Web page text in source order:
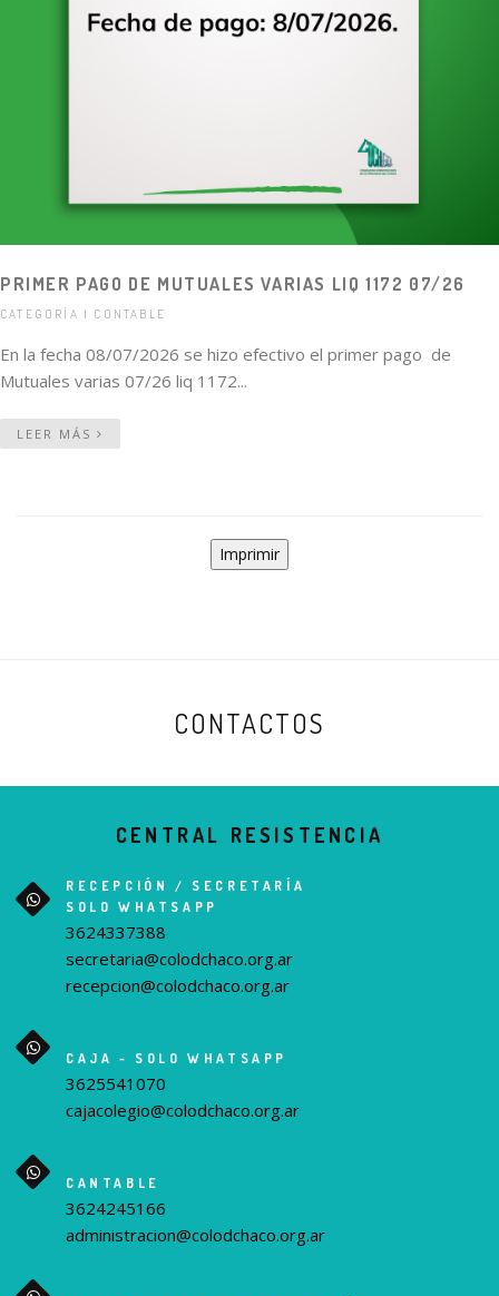
PRIMER PAGO DE MUTUALES VARIAS LIQ 1172 07/26
CATEGORÍA | CONTABLE
En la fecha 08/07/2026 se hizo efectivo el primer pago de
Mutuales varias 07/26 liq 1172...
LEER MÁS
Imprimir
CONTACTOS
CENTRAL RESISTENCIA
RECEPCIÓN / SECRETARÍA
SOLO WHATSAPP
3624337388
secretaria@colodchaco.org.ar
recepcion@colodchaco.org.ar
CAJA - SOLO WHATSAPP
3625541070
cajacolegio@colodchaco.org.ar
CANTABLE
3624245166
administracion@colodchaco.org.ar